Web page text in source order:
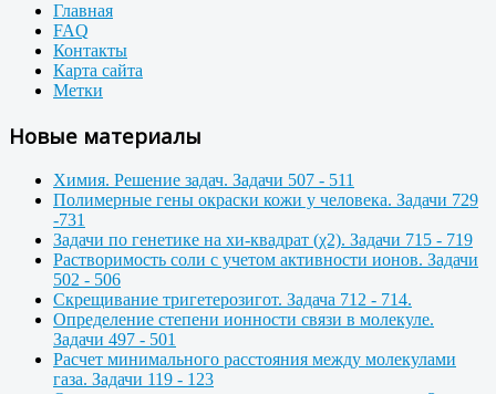
Главная
FAQ
Контакты
Карта сайта
Метки
Новые материалы
Химия. Решение задач. Задачи 507 - 511
Полимерные гены окраски кожи у человека. Задачи 729
-731
Задачи по генетике на хи-квадрат (χ2). Задачи 715 - 719
Растворимость соли с учетом активности ионов. Задачи
502 - 506
Скрещивание тригетерозигот. Задача 712 - 714.
Определение степени ионности связи в молекуле.
Задачи 497 - 501
Расчет минимального расстояния между молекулами
газа. Задачи 119 - 123